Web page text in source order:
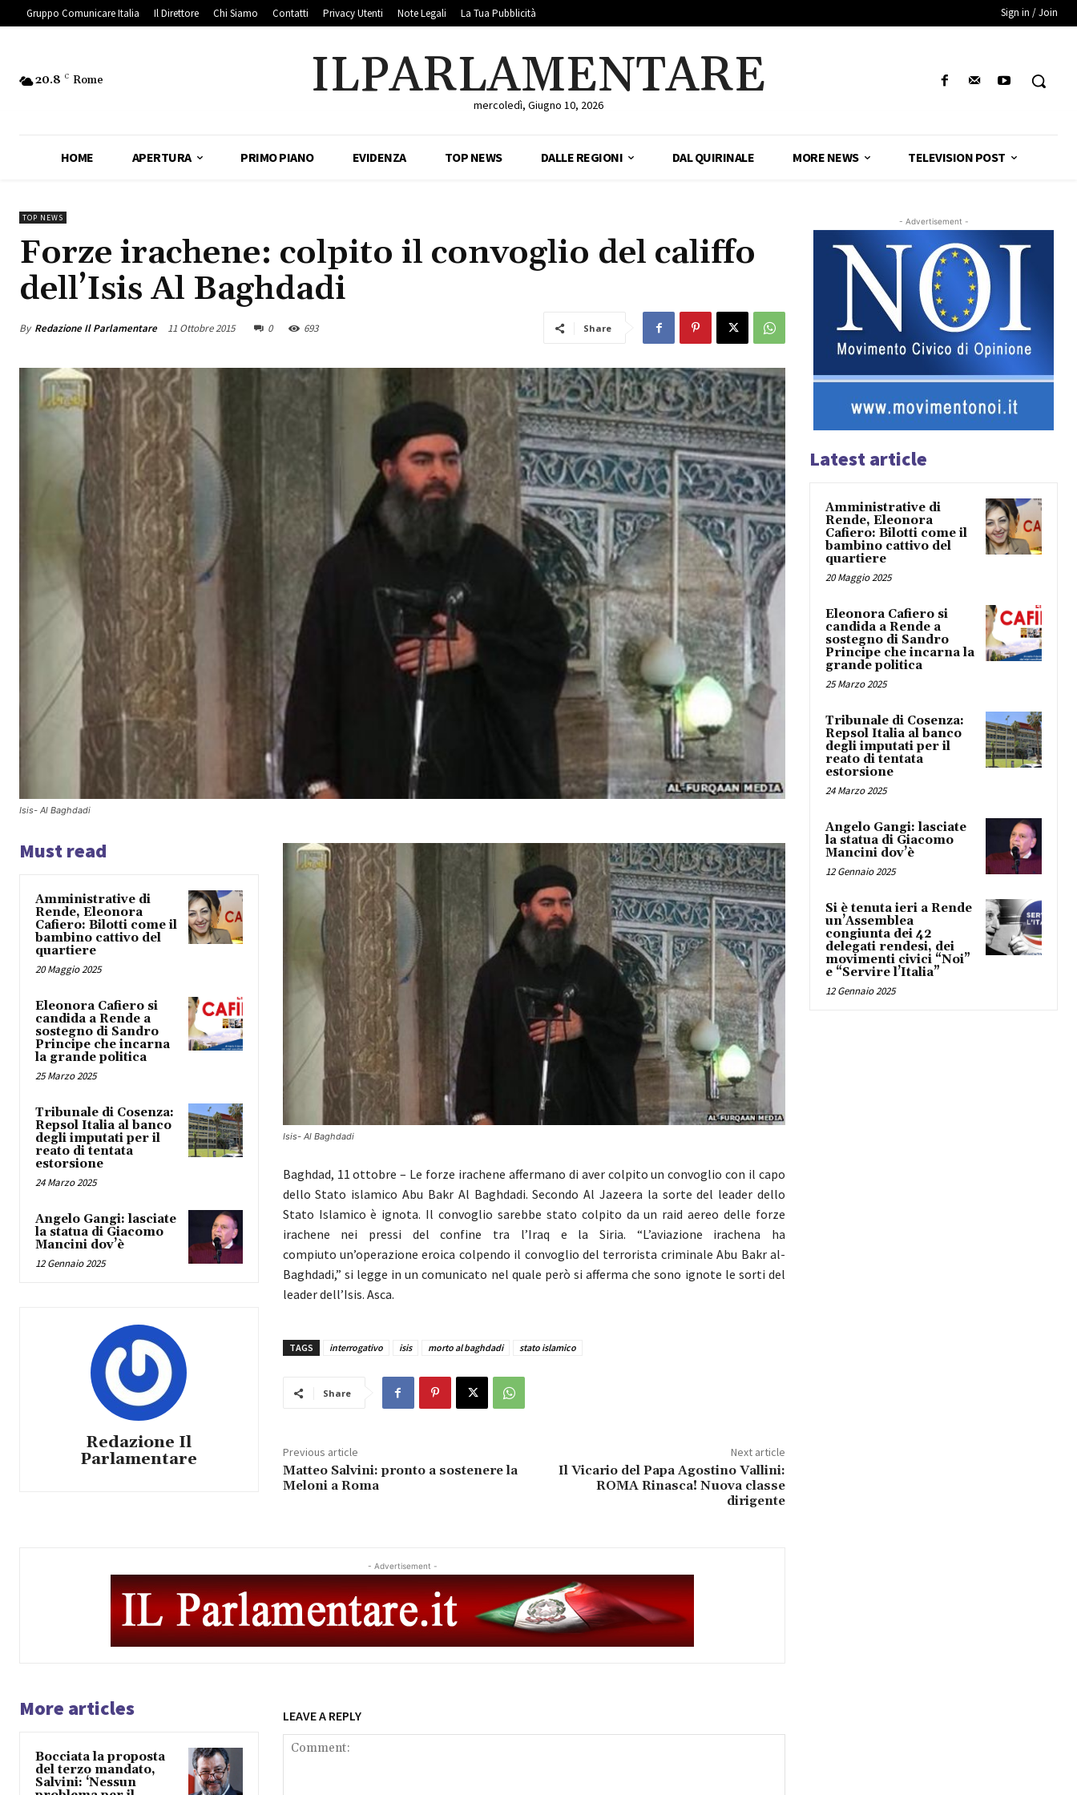
Gruppo Comunicare Italia Il Direttore Chi Siamo Contatti Privacy Utenti Note Legali La Tua Pubblicità Sign in / Join
20.8 C Rome ILPARLAMENTARE
mercoledì, Giugno 10, 2026
HOME APERTURA PRIMO PIANO EVIDENZA TOP NEWS DALLE REGIONI DAL QUIRINALE MORE NEWS TELEVISION POST
TOP NEWS
Forze irachene: colpito il convoglio del califfo
dell’Isis Al Baghdadi
By Redazione Il Parlamentare 11 Ottobre 2015 0 693 Share
Isis- Al Baghdadi
Must read
Amministrative di
Rende, Eleonora
Cafiero: Bilotti come il
bambino cattivo del
quartiere
20 Maggio 2025
Eleonora Cafiero si
candida a Rende a
sostegno di Sandro
Principe che incarna
la grande politica
25 Marzo 2025
Tribunale di Cosenza:
Repsol Italia al banco
degli imputati per il
reato di tentata
estorsione
24 Marzo 2025
Angelo Gangi: lasciate
la statua di Giacomo
Mancini dov’è
12 Gennaio 2025
Redazione Il
Parlamentare
Isis- Al Baghdadi
Baghdad, 11 ottobre – Le forze irachene affermano di aver colpito un convoglio con il capo
dello Stato islamico Abu Bakr Al Baghdadi. Secondo Al Jazeera la sorte del leader dello
Stato Islamico è ignota. Il convoglio sarebbe stato colpito da un raid aereo delle forze
irachene nei pressi del confine tra l’Iraq e la Siria. “L’aviazione irachena ha
compiuto un’operazione eroica colpendo il convoglio del terrorista criminale Abu Bakr al-
Baghdadi,” si legge in un comunicato nel quale però si afferma che sono ignote le sorti del
leader dell’Isis. Asca.
TAGS interrogativo isis morto al baghdadi stato islamico
Share
Previous article
Matteo Salvini: pronto a sostenere la
Meloni a Roma
Next article
Il Vicario del Papa Agostino Vallini:
ROMA Rinasca! Nuova classe
dirigente
- Advertisement -
More articles
Bocciata la proposta
del terzo mandato,
Salvini: ‘Nessun
LEAVE A REPLY
- Advertisement -
Latest article
Amministrative di
Rende, Eleonora
Cafiero: Bilotti come il
bambino cattivo del
quartiere
20 Maggio 2025
Eleonora Cafiero si
candida a Rende a
sostegno di Sandro
Principe che incarna la
grande politica
25 Marzo 2025
Tribunale di Cosenza:
Repsol Italia al banco
degli imputati per il
reato di tentata
estorsione
24 Marzo 2025
Angelo Gangi: lasciate
la statua di Giacomo
Mancini dov’è
12 Gennaio 2025
Si è tenuta ieri a Rende
un’Assemblea
congiunta dei 42
delegati rendesi, dei
movimenti civici “Noi”
e “Servire l’Italia”
12 Gennaio 2025